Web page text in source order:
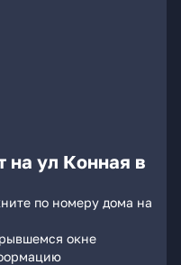
на ул Конная в
по номеру дома на
окне